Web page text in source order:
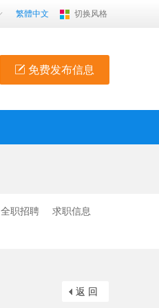
繁體中文 切换风格
免费发布信息
全职招聘
求职信息
返 回